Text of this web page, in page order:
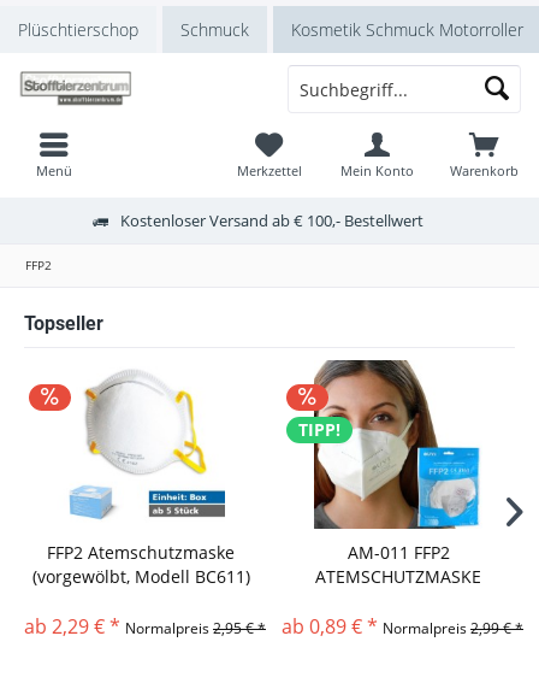
Plüschtierschop Schmuck Kosmetik Schmuck Motorroller
Menü Warenkorb
Merkzettel Mein Konto
Kostenloser Versand ab € 100,- Bestellwert
FFP2
Topseller
FFP2 Atemschutzmaske
(vorgewölbt, Modell BC611)
ab 2,29 € * Normalpreis2,95 € * statt
TIPP!
AM-011 FFP2
ATEMSCHUTZMASKE
ab 0,89 € * Normalpreis2,99 € *